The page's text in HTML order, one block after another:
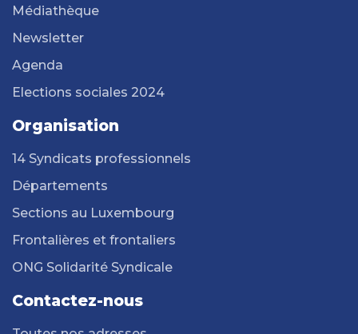
Médiathèque
Newsletter
Agenda
Elections sociales 2024
Organisation
14 Syndicats professionnels
Départements
Sections au Luxembourg
Frontalières et frontaliers
ONG Solidarité Syndicale
Contactez-nous